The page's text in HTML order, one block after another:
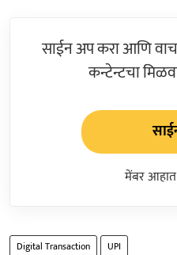
साईन अप करा आणि
कन्टेन्टचा
मेंबर
Digital Transaction UPI